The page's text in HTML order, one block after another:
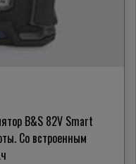
B&S 82V Smart
Со встроенным